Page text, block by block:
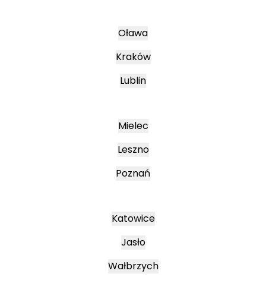
Oława
Kraków
Lublin
Mielec
Leszno
Poznań
Katowice
Jasło
Wałbrzych